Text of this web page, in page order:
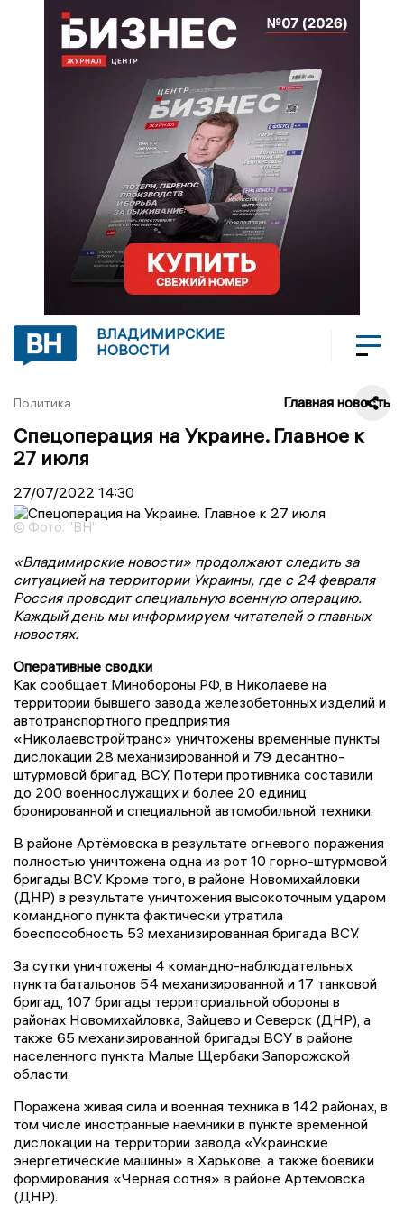
ВЛАДИМИРСКИЕ
НОВОСТИ
Политика Главная новость
Спецоперация на Украине. Главное к
27 июля
27/07/2022 14:30
© Фото: "ВН"
«Владимирские новости» продолжают следить за
ситуацией на территории Украины, где с 24 февраля
Россия проводит специальную военную операцию.
Каждый день мы информируем читателей о главных
новостях.
Оперативные сводки
Как сообщает Минобороны РФ, в Николаеве на
территории бывшего завода железобетонных изделий и
автотранспортного предприятия
«Николаевстройтранс» уничтожены временные пункты
дислокации 28 механизированной и 79 десантно-
штурмовой бригад ВСУ. Потери противника составили
до 200 военнослужащих и более 20 единиц
бронированной и специальной автомобильной техники.
В районе Артёмовска в результате огневого поражения
полностью уничтожена одна из рот 10 горно-штурмовой
бригады ВСУ. Кроме того, в районе Новомихайловки
(ДНР) в результате уничтожения высокоточным ударом
командного пункта фактически утратила
боеспособность 53 механизированная бригада ВСУ.
За сутки уничтожены 4 командно-наблюдательных
пункта батальонов 54 механизированной и 17 танковой
бригад, 107 бригады территориальной обороны в
районах Новомихайловка, Зайцево и Северск (ДНР), а
также 65 механизированной бригады ВСУ в районе
населенного пункта Малые Щербаки Запорожской
области.
Поражена живая сила и военная техника в 142 районах, в
том числе иностранные наемники в пункте временной
дислокации на территории завода «Украинские
энергетические машины» в Харькове, а также боевики
формирования «Черная сотня» в районе Артемовска
(ДНР).